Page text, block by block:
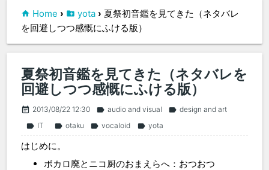
Home › yota › 夏祭初音鑑を見てきた（ネタバレ
を回避しつつ感慨にふける版）
夏祭初音鑑を見てきた（ネタバレを
回避しつつ感慨にふける版）
event_note 2013/08/22 12:30 label audio and visual label design and art
label IT label otaku label vocaloid label yota
はじめに。
ボカロ廃とニコ厨のおまえらへ：おつおつ